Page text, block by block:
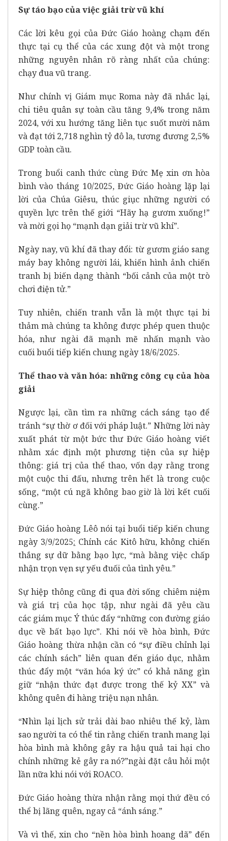
Sự táo bạo của việc giải trừ vũ khí
Các lời kêu gọi của Đức Giáo hoàng chạm đến
thực tại cụ thể của các xung đột và một trong
những nguyên nhân rõ ràng nhất của chúng:
chạy đua vũ trang.
Như chính vị Giám mục Roma này đã nhắc lại,
chi tiêu quân sự toàn cầu tăng 9,4% trong năm
2024, với xu hướng tăng liên tục suốt mười năm
và đạt tới 2,718 nghìn tỷ đô la, tương đương 2,5%
GDP toàn cầu.
Trong buổi canh thức cùngĐức Mẹ xin ơn hòa
bình vào tháng 10/2025, Đức Giáo hoàng lặp lại
lời của Chúa Giêsu, thúc giục những người có
quyền lực trên thế giới “Hãy hạ gươm xuống!”
và mời gọi họ “mạnh dạn giải trừ vũ khí”.
Ngày nay, vũ khí đã thay đổi: từ gươm giáo sang
máy bay không người lái, khiến hình ảnh chiến
tranh bị biến dạng thành “bối cảnh của một trò
chơi điện tử.”
Tuy nhiên, chiến tranh vẫn là một thực tại bi
thảm mà chúng ta không được phép quen thuộc
hóa, như ngài đã mạnh mẽ nhấn mạnh vào
cuốibuổi tiếp kiến chung ngày 18/6/2025.
Thể thao và văn hóa: những công cụ của hòa
giải
Ngược lại, cần tìm ra những cách sáng tạo để
tránh “sự thờ ơ đối với pháp luật.” Những lời này
xuất phát từ một bức thư Đức Giáo hoàng viết
nhằm xác định một phương tiện của sự hiệp
thông: giá trị của thể thao, vốn dạy rằng trong
một cuộc thi đấu, nhưng trên hết là trong cuộc
sống, “một cú ngã không bao giờ là lời kết cuối
cùng.”
Đức Giáo hoàng Lêô nói tại buổi tiếp kiến chung
ngày 3/9/2025: Chính các Kitô hữu, không chiến
thắng sự dữ bằng bạo lực, “mà bằng việc chấp
nhận trọn vẹn sự yếu đuối của tình yêu.”
Sự hiệp thông cũng đi qua đời sống chiêm niệm
và giá trị của học tập, như ngài đã yêu cầu
các giám mục Ýthúc đẩy “những con đường giáo
dục về bất bạo lực”. Khi nói về hòa bình, Đức
Giáo hoàng thừa nhận cần có “sự điều chỉnh lại
các chính sách” liên quan đến giáo dục, nhằm
thúc đẩy một “văn hóa ký ức” có khả năng gìn
giữ “nhận thức đạt được trong thế kỷ XX” và
không quên đi hàng triệu nạn nhân.
“Nhìn lại lịch sử trải dài bao nhiêu thế kỷ, làm
sao người ta có thể tin rằng chiến tranh mang lại
hòa bình mà không gây ra hậu quả tai hại cho
chính những kẻ gây ra nó?”ngài đặt câu hỏi một
lần nữa khi nói với ROACO.
Đức Giáo hoàng thừa nhận rằng mọi thứ đều có
thể bị lãng quên, ngay cả “ánh sáng.”
Và vì thế, xin cho “nền hòa bình hoang dã” đến